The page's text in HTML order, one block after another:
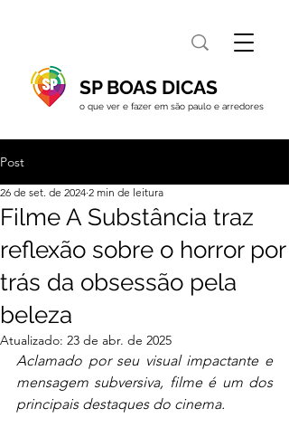
SP BOAS DICAS
o que ver e fazer em são paulo e arredores
Post
Filme A Substância traz
reflexão sobre o horror por
trás da obsessão pela
beleza
26 de set. de 2024 2 min de leitura
Atualizado: 23 de abr. de 2025
Aclamado por seu visual impactante e
mensagem subversiva, filme é um dos
principais destaques do cinema.